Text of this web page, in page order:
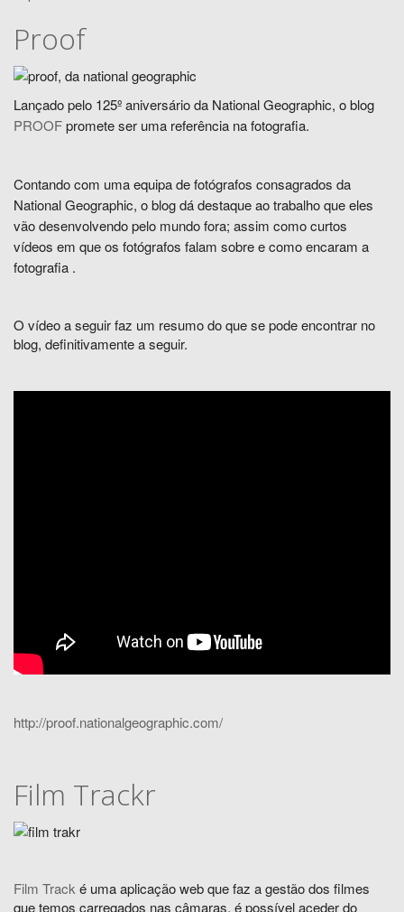
Proof
Lançado pelo 125º aniversário da National Geographic, o blog
PROOFpromete ser uma referência na fotografia.
Contando com uma equipa de fotógrafos consagrados da
National Geographic, o blog dá destaque ao trabalho que eles
vão desenvolvendo pelo mundo fora; assim como curtos
vídeos em que os fotógrafos falam sobree como encaram a
fotografia .
O vídeo a seguir faz um resumo do que se pode encontrar no
blog, definitivamente a seguir.
http://proof.nationalgeographic.com/
Film Trackr
Film Track é uma aplicação web que faz a gestão dos filmes
que temos carregados nas câmaras, é possível aceder do